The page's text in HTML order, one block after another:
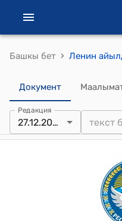
Башкы бет ›
Документ
Редакция
27.12.2023